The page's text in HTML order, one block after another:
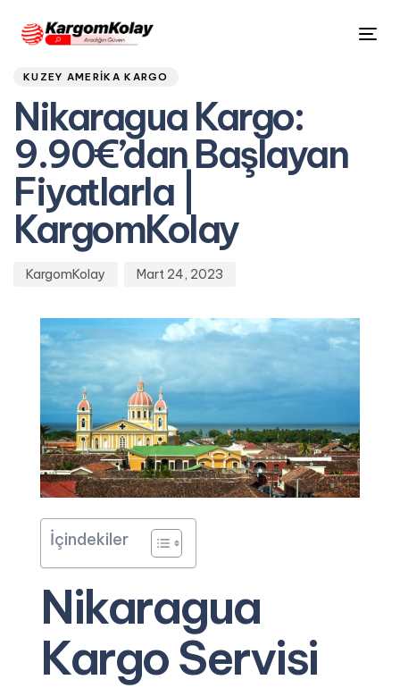
PUBLISHED
IN:
KUZEY AMERIKA KARGO
Nikaragua Kargo:
9.90€’dan Başlayan
Fiyatlarla |
KargomKolay
Author
KargomKolay
Published
on:
Mart 24, 2023
İçindekiler
Nikaragua
Kargo Servisi